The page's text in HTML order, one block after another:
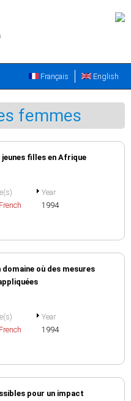
English
Français
femmes
filles en Afrique
French
Year
1994
où des mesures
French
Year
1994
pour un impact